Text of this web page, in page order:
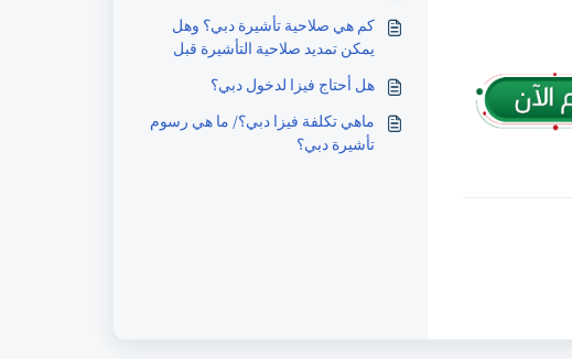
كم هي صلاحية تأشيرة دبي؟ وهل
يمكن تمديد صلاحية التأشيرة قبل
الدخول؟
هل أحتاج فيزا لدخول دبي؟
ماهي تكلفة فيزا دبي؟/ ما هي رسوم
تأشيرة دبي؟